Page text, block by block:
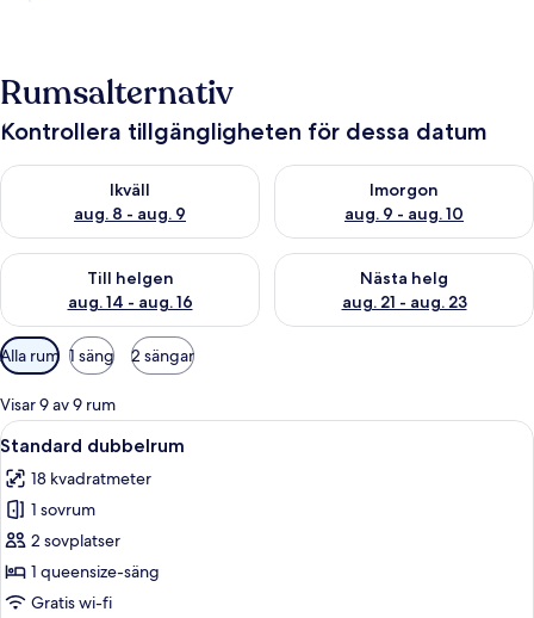
Rumsalternativ
Kontrollera tillgängligheten för dessa datum
Ikväll
aug. 8 - aug. 9
Kontrollera tillgängligheten för ikväll aug. 8 - aug. 9
Imorgon
aug. 9 - aug. 10
Kontrollera tillgängligheten
Till helgen
aug. 14 - aug. 16
Kontrollera tillgängligheten för den här helgen aug. 14 - aug.
Nästa helg
aug. 21 - aug. 23
Kontrollera tillgängligheten
Tillgängliga
filter
för
rum
Alla rum 1 säng 2 sängar
Visar 9 av 9 rum
Öppna
alla
foton
för
Standard
dubbelrum
Ett sovrum med en säng, ett
12
Standard dubbelrum
18 kvadratmeter
1 sovrum
2 sovplatser
1 queensize-säng
Gratis wi-fi